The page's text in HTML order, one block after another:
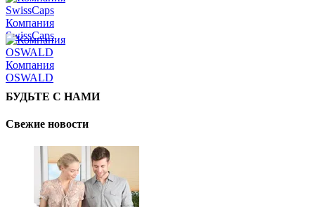
Компания
SwissCaps
Компания
OSWALD
БУДЬТЕ С НАМИ
Свежие новости